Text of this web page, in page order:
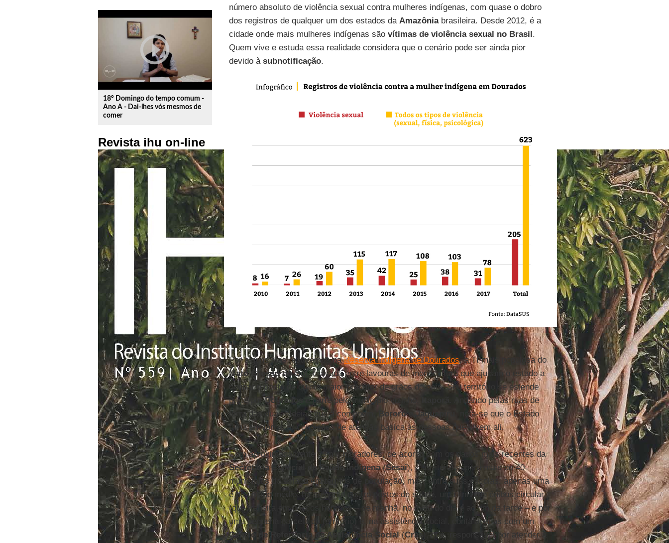
play_circle_outline
18º Domingo do tempo comum -
Ano A - Dai-lhes vós mesmos de
comer
Revista ihu on-line
número absoluto de violência sexual contra mulheres indígenas, com quase o dobro
dos registros de qualquer um dos estados da Amazôniabrasileira. Desde 2012, é a
cidade onde mais mulheres indígenas são vítimas de violência sexual no Brasil.
Quem vive e estuda essa realidade considera que o cenário pode ser ainda pior
devido à subnotificação.
Por alguns dias, estivemos naReserva Indígena de Dourados, a TI mais populosa do
Mato Grosso do Sul, cravada entre lavouras de monocultura que ajudam o estado a
ocupar o posto de quinto maior produtor de grãos do país. Seu território se estende
parte porDourados e parte pelo município vizinho,
. Andando pelas ruas de
terra das duas aldeias que a compõem,
BororóeJaguapiru
, nota-se que o Estado
falha em fornecer condições de atenção básica às pessoas que vivem ali.
Com aproximadamente 15 mil moradores, de acordo com os dados mais recentes da
Secretaria Especial de Saúde Indígena(Sesai), o território supera mais de 40
municípios do estado em termos de população, mas, entre suas escolas, apenas uma
é de ensino médio, há somente quatro postos de saúde, uma linha de ônibus circular
(que transita em poucos horários – de manhã, no meio do dia e ao fim da tarde – e por
uma pequena parcela do território) e, na assistência social, conta apenas com um
Centro de Referência de Assistência Social(Cras), que, responsável por atender a